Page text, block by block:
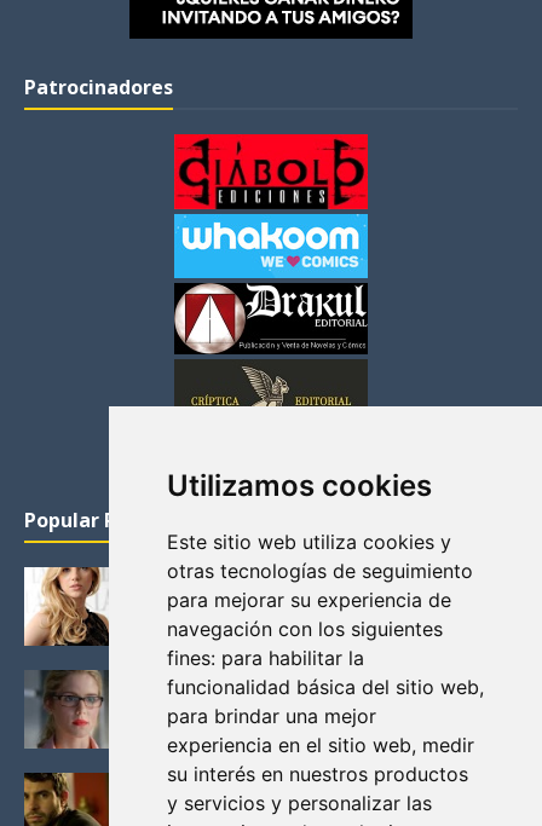
Utilizamos cookies
Este sitio web utiliza cookies y
otras tecnologías de seguimiento
para mejorar su experiencia de
navegación con los siguientes
fines: para habilitar la
funcionalidad básica del sitio web,
para brindar una mejor
experiencia en el sitio web, medir
su interés en nuestros productos
y servicios y personalizar las
Patrocinadores
Popular Posts
KATHERYN WINNICK: LA ACTRIZ MAS GUAPA DE
VIKINGOS
Junio 14, 2013
FELICITY (EMILY BETT RICKARDS), LAS FOTOS
MAS BONITAS DE LA ALIADA DE ARROW
Noviembre 30, 2013
BLACK MIRROR: TODA TU HISTORIA. EPISODIO 3.
LA CRITICA